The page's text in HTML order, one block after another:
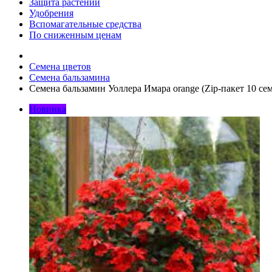
Защита растений
Удобрения
Вспомагательные средства
По сниженным ценам
Семена цветов
Семена бальзамина
Семена бальзамин Уоллера Имара orange (Zip-пакет 10
Новинка